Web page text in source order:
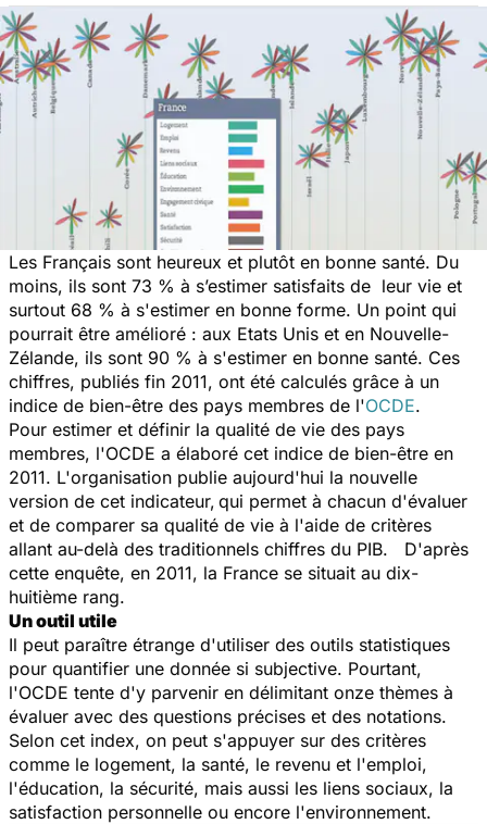
Les Français sont heureux et plutôt en bonne santé. Du
moins, ils sont 73 % à s’estimer satisfaits de leur vie et
surtout 68 % à s'estimer en bonne forme. Un point qui
pourrait être amélioré : aux Etats Unis et en Nouvelle-
Zélande, ils sont 90 % à s'estimer en bonne santé. Ces
chiffres, publiés fin 2011, ont été calculés grâce à un
indice de bien-être des pays membres de l'OCDE.
Pour estimer et définir la qualité de vie des pays
membres, l'OCDE a élaboré cet indice de bien-être en
2011. L'organisation publie aujourd'hui la nouvelle
version de cet indicateur, qui permet à chacun d'évaluer
et de comparer sa qualité de vie à l'aide de critères
allant au-delà des traditionnels chiffres du PIB. D'après
cette enquête, en 2011, la France se situait au dix-
huitième rang.
Un outil utile
Il peut paraître étrange d'utiliser des outils statistiques
pour quantifier une donnée si subjective. Pourtant,
l'OCDE tente d'y parvenir en délimitant onze thèmes à
évaluer avec des questions précises et des notations.
Selon cet index, on peut s'appuyer sur des critères
comme le logement, la santé, le revenu et l'emploi,
l'éducation, la sécurité, mais aussi les liens sociaux, la
satisfaction personnelle ou encore l'environnement.